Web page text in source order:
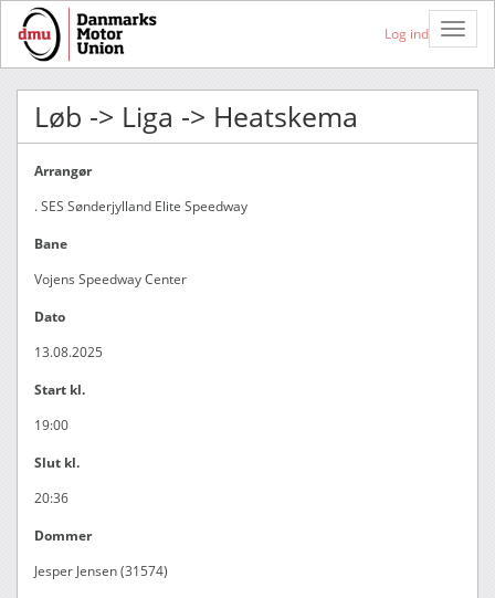
Toggle
Log ind
Løb -> Liga -> Heatskema
Arrangør
. SES Sønderjylland Elite Speedway
Bane
Vojens Speedway Center
Dato
13.08.2025
Start kl.
19:00
Slut kl.
20:36
Dommer
Jesper Jensen (31574)